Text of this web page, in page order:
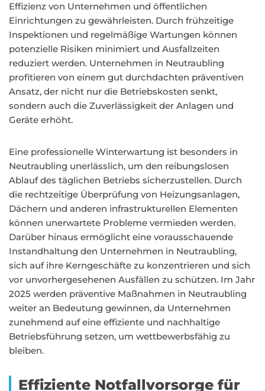
Effizienz von Unternehmen und öffentlichen
Einrichtungen zu gewährleisten. Durch frühzeitige
Inspektionen und regelmäßige Wartungen können
potenzielle Risiken minimiert und Ausfallzeiten
reduziert werden. Unternehmen in Neutraubling
profitieren von einem gut durchdachten präventiven
Ansatz, der nicht nur die Betriebskosten senkt,
sondern auch die Zuverlässigkeit der Anlagen und
Geräte erhöht.
Eine professionelle Winterwartung ist besonders in
Neutraubling unerlässlich, um den reibungslosen
Ablauf des täglichen Betriebs sicherzustellen. Durch
die rechtzeitige Überprüfung von Heizungsanlagen,
Dächern und anderen infrastrukturellen Elementen
können unerwartete Probleme vermieden werden.
Darüber hinaus ermöglicht eine vorausschauende
Instandhaltung den Unternehmen in Neutraubling,
sich auf ihre Kerngeschäfte zu konzentrieren und sich
vor unvorhergesehenen Ausfällen zu schützen. Im Jahr
2025 werden präventive Maßnahmen in Neutraubling
weiter an Bedeutung gewinnen, da Unternehmen
zunehmend auf eine effiziente und nachhaltige
Betriebsführung setzen, um wettbewerbsfähig zu
bleiben.
Effiziente Notfallvorsorge für